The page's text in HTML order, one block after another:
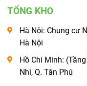
TỔNG KHO
Hà Nội: Chung cư
Hà Nội
Hồ Chí Minh:
Nhì, Q. Tân Phú